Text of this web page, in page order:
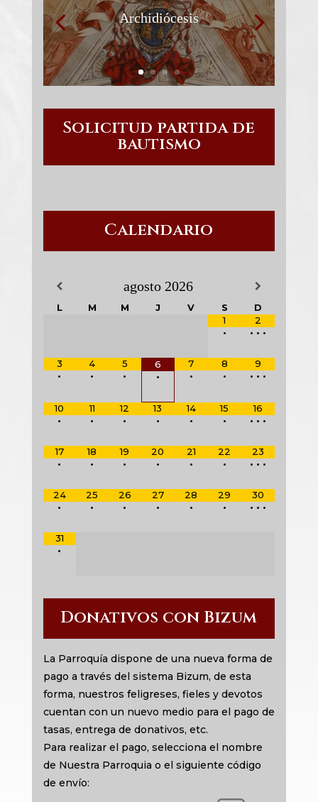
Archidiócesis
Solicitud partida de
bautismo
Calendario
agosto 2026
L M M J V S
D
1
•
2
• • •
3
•
4
•
5
•
6
•
7
•
8
•
9
• • •
10
•
11
•
12
•
13
•
14
•
15
•
16
• • •
17
•
18
•
19
•
20
•
21
•
22
•
23
• • •
24
•
25
•
26
•
27
•
28
•
29
•
30
• • •
31
•
Donativos con Bizum
La Parroquía dispone de una nueva forma de
pago a través del sistema Bizum, de esta
forma, nuestros feligreses, fieles y devotos
cuentan con un nuevo medio para el pago de
tasas, entrega de donativos, etc.
Para realizar el pago, selecciona el nombre
de Nuestra Parroquia o el siguiente código
de envío: